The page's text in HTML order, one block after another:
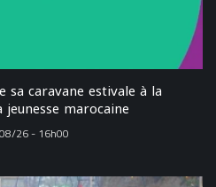
caravane estivale à la
marocaine
26 - 16h00